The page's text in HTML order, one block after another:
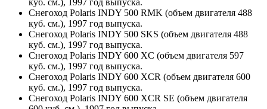
Снегоход Polaris INDY 500 RMK (объем двигателя 488
куб. см.), 1997 год выпуска.
Снегоход Polaris INDY 500 SKS (объем двигателя 488
куб. см.), 1997 год выпуска.
Снегоход Polaris INDY 600 XC (объем двигателя 597
куб. см.), 1997 год выпуска.
Снегоход Polaris INDY 600 XCR (объем двигателя 600
куб. см.), 1997 год выпуска.
Снегоход Polaris INDY 600 XCR SE (объем двигателя